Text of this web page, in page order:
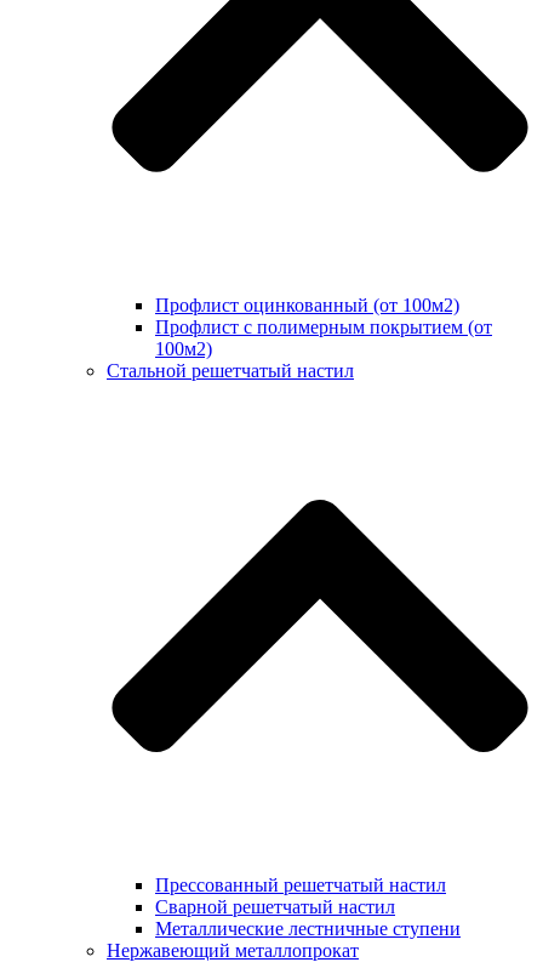
Профлист оцинкованный (от 100м2)
Профлист с полимерным покрытием (от
100м2)
Стальной решетчатый настил
Прессованный решетчатый настил
Сварной решетчатый настил
Металлические лестничные ступени
Нержавеющий металлопрокат